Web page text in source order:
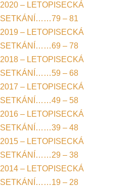
2020 – LETOPISECKÁ
SETKÁNÍ……79 – 81
2019 – LETOPISECKÁ
SETKÁNÍ……69 – 78
2018 – LETOPISECKÁ
SETKÁNÍ……59 – 68
2017 – LETOPISECKÁ
SETKÁNÍ……49 – 58
2016 – LETOPISECKÁ
SETKÁNÍ……39 – 48
2015 – LETOPISECKÁ
SETKÁNÍ……29 – 38
2014 – LETOPISECKÁ
SETKÁNÍ……19 – 28